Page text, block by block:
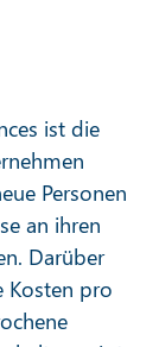
ist die
Personen
an ihren
Darüber
Kosten pro